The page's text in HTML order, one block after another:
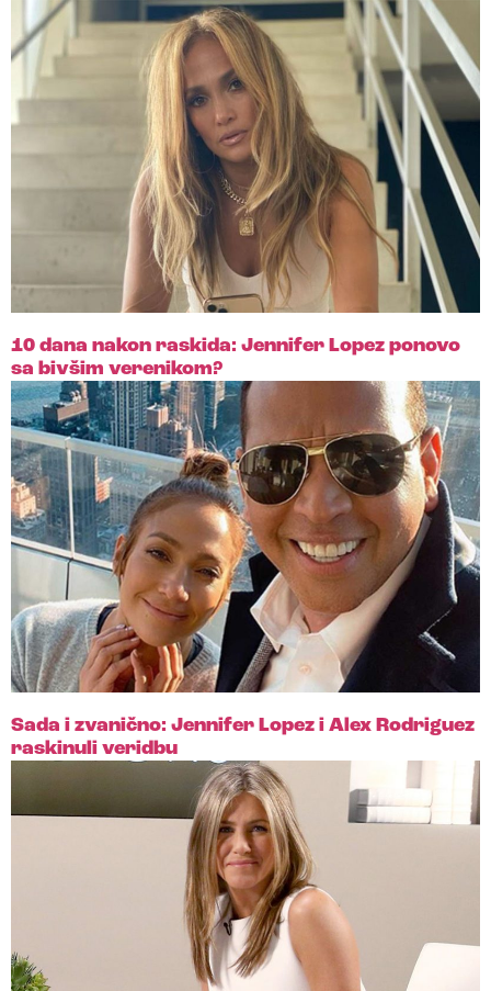
10 dana nakon raskida: Jennifer Lopez ponovo
sa bivšim verenikom?
Sada i zvanično: Jennifer Lopez i Alex Rodriguez
raskinuli veridbu